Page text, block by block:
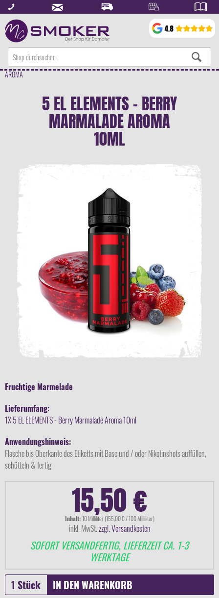
AROMA
5 EL ELEMENTS - BERRY
MARMALADE AROMA
10ML
Fruchtige Marmelade
Lieferumfang:
1X 5 EL ELEMENTS - Berry Marmalade Aroma 10ml
Anwendungshinweis:
Flasche bis Oberkante des Etiketts mit Base und / oder Nikotinshots auffüllen,
schütteln & fertig
15,50 €
Inhalt:10 Milliliter (155,00 € / 100 Milliliter)
inkl. MwSt.zzgl. Versandkosten
SOFORT VERSANDFERTIG, LIEFERZEIT CA. 1-3
WERKTAGE
IN DEN WARENKORB